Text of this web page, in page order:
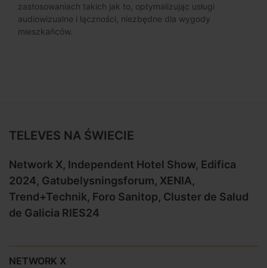
zastosowaniach takich jak to, optymalizując usługi
audiowizualne i łączności, niezbędne dla wygody
mieszkańców.
TELEVES NA ŚWIECIE
Network X, Independent Hotel Show, Edifica
2024, Gatubelysningsforum, XENIA,
Trend+Technik, Foro Sanitop, Cluster de Salud
de Galicia RIES24
NETWORK X